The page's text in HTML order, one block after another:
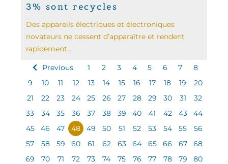
3% sont recycles
Des appareils électriques et électroniques
novateurs ne cessent d’apparaître et rendent
rapidement...
Previous 1 2 3 4 5 6 7
8
9
10 11 12 13 14 15 16 17 18 19
20
21
22 23 24 25 26 27 28 29 30 31
32
33
34 35 36 37 38 39 40 41 42 43
44
45
46 47 48 49 50 51 52 53 54 55
56
57
58 59 60 61 62 63 64 65 66 67
68
69
70 71 72 73 74 75 76 77 78 79
80